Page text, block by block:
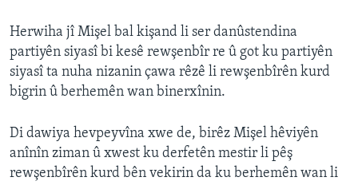
Herwiha jî Mişel bal kişand li ser danûstendina
partiyên siyasî bi kesê rewşenbîr re û got ku partiyên
siyasî ta nuha nizanin çawa rêzê li rewşenbîrên kurd
bigrin û berhemên wan binerxînin.
Di dawiya hevpeyvîna xwe de, birêz Mişel hêviyên
anînîn ziman û xwest ku derfetên mestir li pêş
rewşenbîrên kurd bên vekirin da ku berhemên wan li